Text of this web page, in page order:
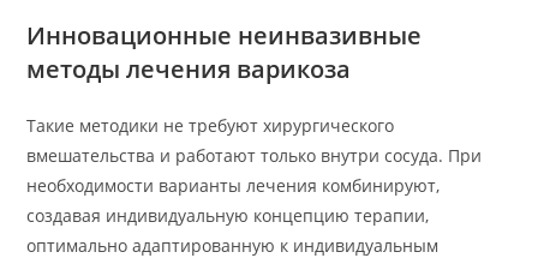
Инновационные неинвазивные
методы лечения варикоза
Такие методики не требуют хирургического
вмешательства и работают только внутри сосуда. При
необходимости варианты лечения комбинируют,
создавая индивидуальную концепцию терапии,
оптимально адаптированную к индивидуальным